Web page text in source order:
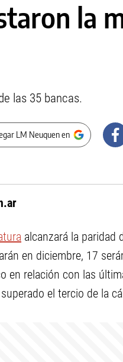
la
las 35 bancas.
LM Neuquen en
alcanzará la paridad
en diciembre, 17
en relación con las
el tercio de la